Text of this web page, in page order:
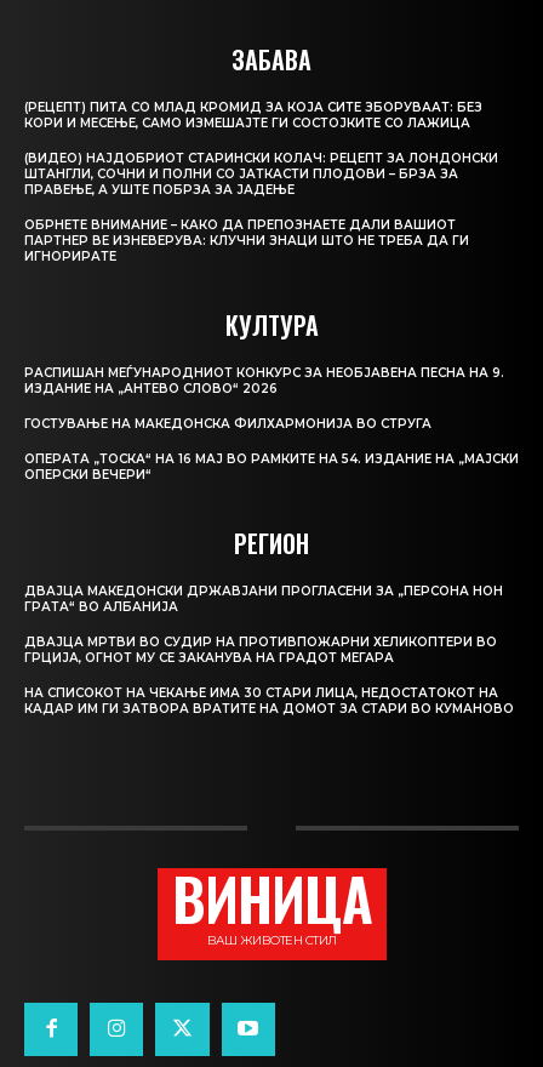
ЗАБАВА
(РЕЦЕПТ) ПИТА СО МЛАД КРОМИД ЗА КОЈА СИТЕ ЗБОРУВААТ: БЕЗ
КОРИ И МЕСЕЊЕ, САМО ИЗМЕШАЈТЕ ГИ СОСТОЈКИТЕ СО ЛАЖИЦА
(ВИДЕО) НАЈДОБРИОТ СТАРИНСКИ КОЛАЧ: РЕЦЕПТ ЗА ЛОНДОНСКИ
ШТАНГЛИ, СОЧНИ И ПОЛНИ СО ЈАТКАСТИ ПЛОДОВИ – БРЗА ЗА
ПРАВЕЊЕ, А УШТЕ ПОБРЗА ЗА ЈАДЕЊЕ
ОБРНЕТЕ ВНИМАНИЕ – КАКО ДА ПРЕПОЗНАЕТЕ ДАЛИ ВАШИОТ
ПАРТНЕР ВЕ ИЗНЕВЕРУВА: КЛУЧНИ ЗНАЦИ ШТО НЕ ТРЕБА ДА ГИ
ИГНОРИРАТЕ
КУЛТУРА
РАСПИШАН МЕЃУНАРОДНИОТ КОНКУРС ЗА НЕОБЈАВЕНА ПЕСНА НА 9.
ИЗДАНИЕ НА „АНТЕВО СЛОВО“ 2026
ГОСТУВАЊЕ НА МАКЕДОНСКА ФИЛХАРМОНИЈА ВО СТРУГА
ОПЕРАТА „ТОСКА“ НА 16 МАЈ ВО РАМКИТЕ НА 54. ИЗДАНИЕ НА „МАЈСКИ
ОПЕРСКИ ВЕЧЕРИ“
РЕГИОН
ДВАЈЦА МАКЕДОНСКИ ДРЖАВЈАНИ ПРОГЛАСЕНИ ЗА „ПЕРСОНА НОН
ГРАТА“ ВО АЛБАНИЈА
ДВАЈЦА МРТВИ ВО СУДИР НА ПРОТИВПОЖАРНИ ХЕЛИКОПТЕРИ ВО
ГРЦИЈА, ОГНОТ МУ СЕ ЗАКАНУВА НА ГРАДОТ МЕГАРА
НА СПИСОКОТ НА ЧЕКАЊЕ ИМА 30 СТАРИ ЛИЦА, НЕДОСТАТОКОТ НА
КАДАР ИМ ГИ ЗАТВОРА ВРАТИТЕ НА ДОМОТ ЗА СТАРИ ВО КУМАНОВО
ВИНИЦА
ВАШ ЖИВОТЕН СТИЛ